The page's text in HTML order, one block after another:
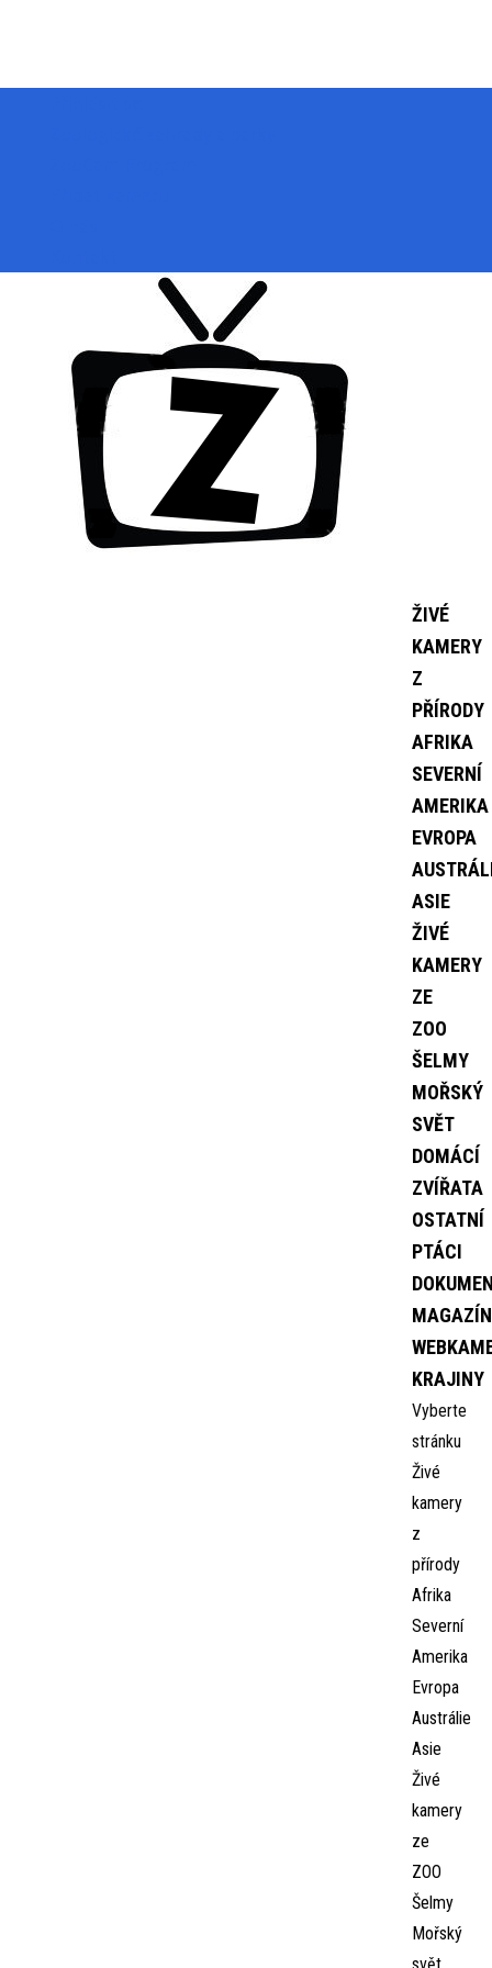
ŽIVÉ
KAMERY
Z
PŘÍRODY
AFRIKA
SEVERNÍ
AMERIKA
EVROPA
ASIE
ŽIVÉ
KAMERY
ZE
ZOO
ŠELMY
MOŘSKÝ
SVĚT
DOMÁCÍ
ZVÍŘATA
OSTATNÍ
PTÁCI
MAGAZÍN
KRAJINY
Vyberte
stránku
Živé
kamery
z
přírody
Afrika
Severní
Amerika
Evropa
Austrálie
Asie
Živé
kamery
ze
ZOO
Šelmy
Mořský